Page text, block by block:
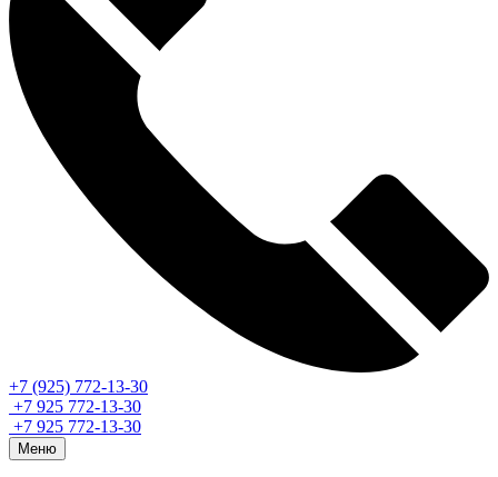
+7 (925) 772-13-30
+7 925 772-13-30
+7 925 772-13-30
Меню